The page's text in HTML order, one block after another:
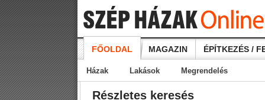
FŐOLDAL MAGAZIN ÉPÍTKEZÉS /
Házak Lakások Megrendelés
Részletes keresés